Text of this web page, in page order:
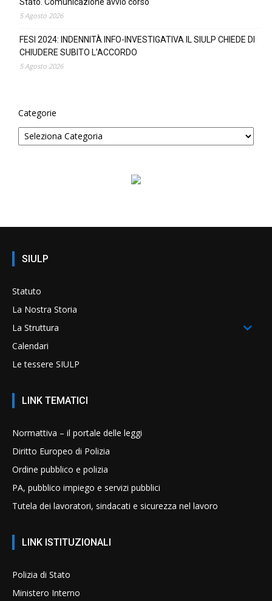
5 Agosto 2026
FESI 2024: INDENNITÀ INFO-INVESTIGATIVA IL SIULP CHIEDE DI
CHIUDERE SUBITO L’ACCORDO
5 Agosto 2026
Categorie
SIULP
Statuto
La Nostra Storia
La Struttura
Calendari
Le tessere SIULP
LINK TEMATICI
Normattiva – il portale delle leggi
Diritto Europeo di Polizia
Ordine pubblico e polizia
PA, pubblico impiego e servizi pubblici
Tutela dei lavoratori, sindacati e sicurezza nel lavoro
LINK ISTITUZIONALI
Polizia di Stato
Ministero Interno